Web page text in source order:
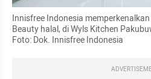
Innisfree Indonesia
Beauty halal, di Wyls Kitchen
Foto: Dok. Innisfree Indonesia